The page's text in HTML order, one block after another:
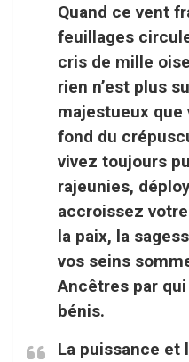
Quand ce vent
feuillages
cris de mille
rien n’est plus
majestueux que
fond du
vivez toujours
rajeunies,
accroissez
la paix, la
vos seins
Ancêtres par
bénis.
La puissance et